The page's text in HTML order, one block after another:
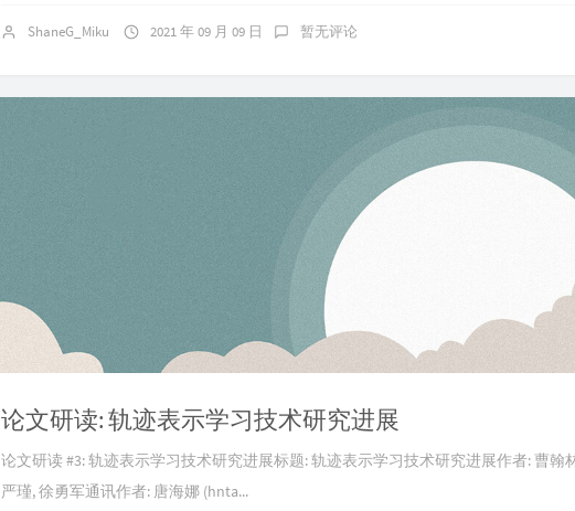
ShaneG_Miku 2021 年 09 月 09 日 暂无评论
论文研读: 轨迹表示学习技术研究进展
论文研读 #3: 轨迹表示学习技术研究进展标题: 轨迹表示学习技术研究进展作者: 曹翰
严瑾, 徐勇军通讯作者: 唐海娜 (hnta...